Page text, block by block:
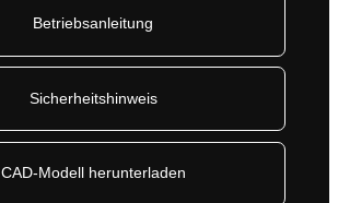
Betriebsanleitung
Sicherheitshinweis
CAD-Modell herunterladen